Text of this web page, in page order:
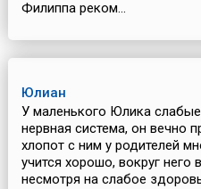
Филиппа реком...
Юлиан
У маленького Юлика слабые
нервная система, он вечно
хлопот с ним у родителей
учится хорошо, вокруг него
несмотря на слабое